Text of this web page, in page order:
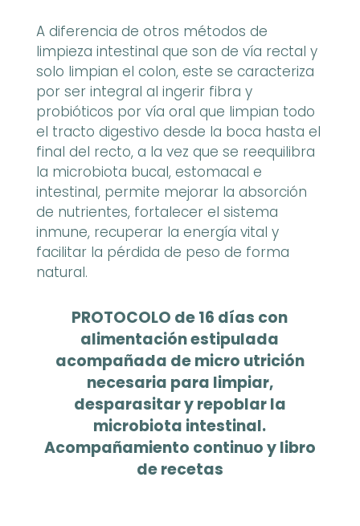
A diferencia de otros métodos de
limpieza intestinal que son de vía rectal y
solo limpian el colon, este se caracteriza
por ser integral al ingerir fibra y
probióticos por vía oral que limpian todo
el tracto digestivo desde la boca hasta el
final del recto, a la vez que se reequilibra
la microbiota bucal, estomacal e
intestinal, permite mejorar la absorción
de nutrientes, fortalecer el sistema
inmune, recuperar la energía vital y
facilitar la pérdida de peso de forma
natural.
PROTOCOLO de 16 días con
alimentación estipulada
acompañada de micro utrición
necesaria para limpiar,
desparasitar y repoblar la
microbiota intestinal.
Acompañamiento continuo y libro
de recetas